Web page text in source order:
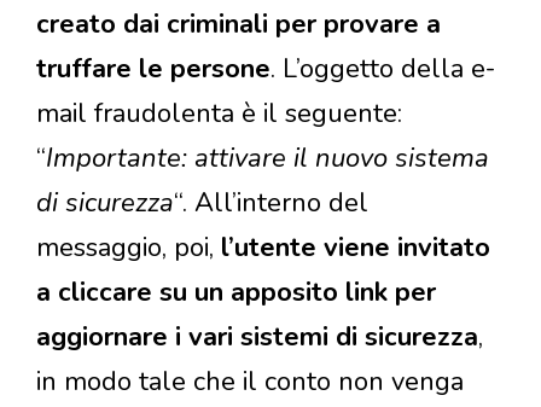
creato dai criminali per provare a
truffare le persone. L’oggetto della e-
mail fraudolenta è il seguente:
“Importante: attivare il nuovo sistema
di sicurezza“. All’interno del
messaggio, poi, l’utente viene invitato
a cliccare su un apposito link per
aggiornare i vari sistemi di sicurezza,
in modo tale che il conto non venga